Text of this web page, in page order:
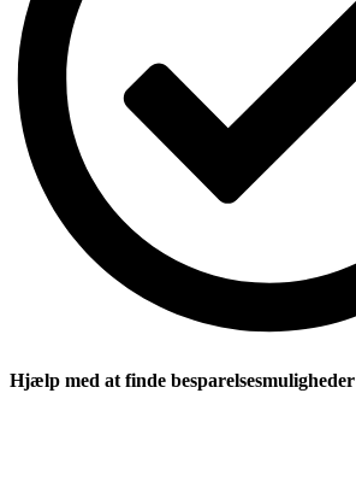
Hjælp med at finde besparelsesmuligheder